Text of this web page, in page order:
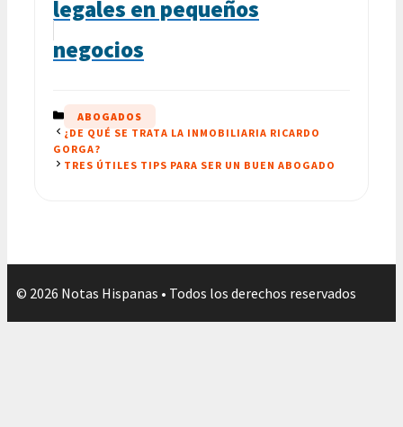
legales en pequeños
negocios
CATEGORÍAS
ABOGADOS
¿DE QUÉ SE TRATA LA INMOBILIARIA RICARDO
GORGA?
TRES ÚTILES TIPS PARA SER UN BUEN ABOGADO
© 2026 Notas Hispanas • Todos los derechos reservados